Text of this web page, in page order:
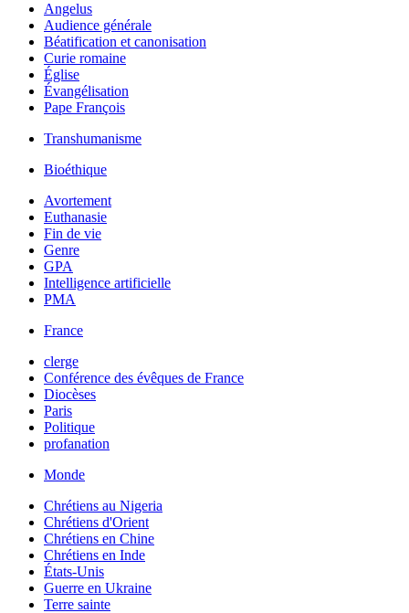
Angelus
Audience générale
Béatification et canonisation
Curie romaine
Église
Évangélisation
Pape François
Transhumanisme
Bioéthique
Avortement
Euthanasie
Fin de vie
Genre
GPA
Intelligence artificielle
PMA
France
clerge
Conférence des évêques de France
Diocèses
Paris
Politique
profanation
Monde
Chrétiens au Nigeria
Chrétiens d'Orient
Chrétiens en Chine
Chrétiens en Inde
États-Unis
Guerre en Ukraine
Terre sainte